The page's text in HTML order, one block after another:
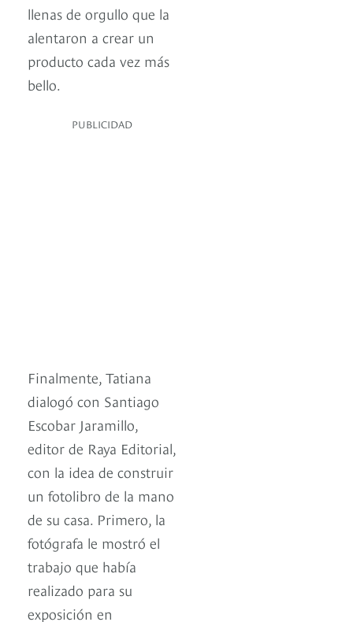
llenas de orgullo que la
alentaron a crear un
producto cada vez más
bello.
PUBLICIDAD
Finalmente, Tatiana
dialogó con Santiago
Escobar Jaramillo,
editor de Raya Editorial,
con la idea de construir
un fotolibro de la mano
de su casa. Primero, la
fotógrafa le mostró el
trabajo que había
realizado para su
exposición en